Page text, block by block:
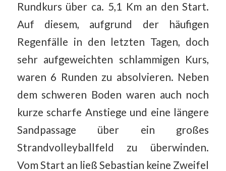
Rundkurs über ca. 5,1 Km an den Start.
Auf diesem, aufgrund der häufigen
Regenfälle in den letzten Tagen, doch
sehr aufgeweichten schlammigen Kurs,
waren 6 Runden zu absolvieren. Neben
dem schweren Boden waren auch noch
kurze scharfe Anstiege und eine längere
Sandpassage über ein großes
Strandvolleyballfeld zu überwinden.
Vom Start an ließ Sebastian keine Zweifel